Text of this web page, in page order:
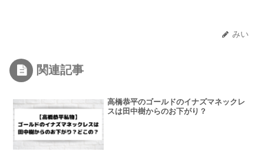
みい
関連記事
高橋恭平のゴールドのイナズマネックレ
スは田中樹からのお下がり？